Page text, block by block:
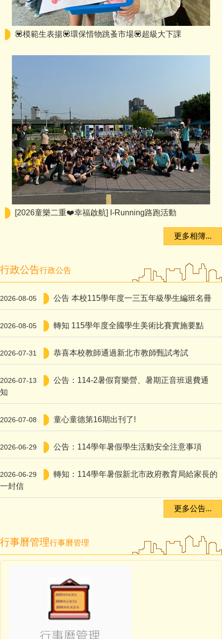
💟模範生表揚💟環保惜物跳蚤市場💟超級大下課
[2026童樂二重❤️幸福啟航] I-Running路跑活動
更多相簿...
行政公告行政公告
2026-08-05 公告 本校115學年度一三五年級學生編班名冊
2026-08-05 轉知 115學年度全國學生美術比賽實施要點
2026-07-31 恭喜本校教師通過新北市教師甄試考試
2026-07-13
公告：114-2暑假育樂營、暑期正音班退費通
知
2026-07-08 童心童德第16期出刊了!
2026-06-29 公告：114學年暑假學生活動安全注意事項
2026-06-29
轉知：114學年暑假新北市政府教育局給家長的
一封信
更多公告...
行事曆管理行事曆管理